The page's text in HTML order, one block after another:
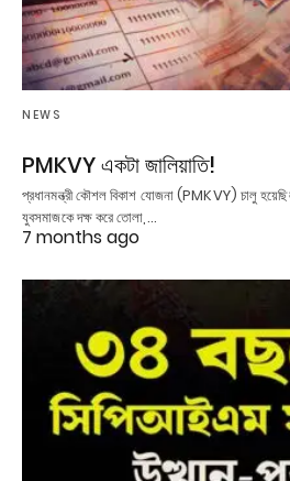
NEWS
PMKVY একটা জালিয়াতি!
প্রধানমন্ত্রী কৌশল বিকাশ যোজনা (PMKVY) চালু
যুবসমাজকে দক্ষ করে তোলা,…
7 months ago